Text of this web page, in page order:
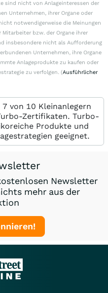
sind nicht von Anlageinteressen der
Unternehmen, ihrer Organe oder
notwendigerweise die Meinungen
bzw. der Organe ihrer
insbesondere nicht als Aufforderung
Unternehmen, ihre Organe
Anlageprodukte zu kaufen oder
zu verfolgen. (Ausführlicher
von 10 Kleinanlegern
Zertifikaten. Turbo-
Produkte und
geeignet.
Newsletter
mehr aus der